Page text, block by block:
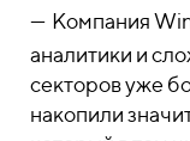
— Компания
аналитики и
секторов уже
накопили